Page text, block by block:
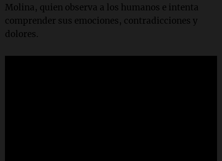
Molina, quien observa a los humanos e intenta
comprender sus emociones, contradicciones y
dolores.